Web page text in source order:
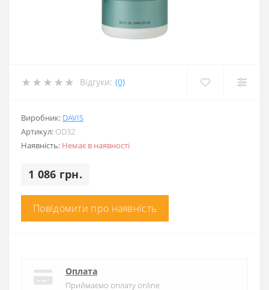
Відгуки: (0)
Виробник: DAVIS
Артикул: OD32
Наявність: Немає в наявності
1 086 грн.
Повідомити про наявність
Оплата
Приймаємо оплату online